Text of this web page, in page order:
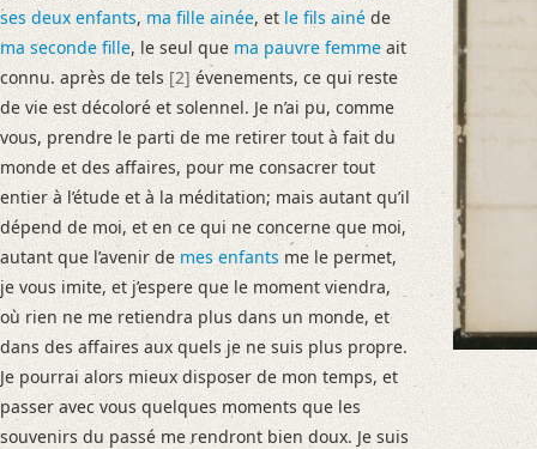
Editors
Dänekas, Laura
Golyschkin, Ruth
Steffes, Franziska
ses deux enfants, ma fille ainée, et le fils ainé de
ma seconde fille, le seul que ma pauvre femme ait
connu. après de tels [2]évenements, ce qui reste
de vie est décoloré et solennel. Je n’ai pu, comme
vous, prendre le parti de me retirer tout à fait du
monde et des affaires, pour me consacrer tout
entier à l’étude et à la méditation; mais autant qu’il
dépend de moi, et en ce qui ne concerne que moi,
autant que l’avenir de mes enfants me le permet,
je vous imite, et j’espere que le moment viendra,
où rien ne me retiendra plus dans un monde, et
dans des affaires aux quels je ne suis plus propre.
Je pourrai alors mieux disposer de mon temps, et
passer avec vous quelques moments que les
souvenirs du passé me rendront bien doux. Je suis